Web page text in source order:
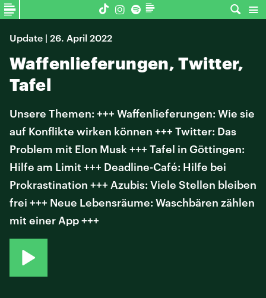
Update | 26. April 2022
Waffenlieferungen, Twitter,
Tafel
Unsere Themen: +++ Waffenlieferungen: Wie sie
auf Konflikte wirken können +++ Twitter: Das
Problem mit Elon Musk +++ Tafel in Göttingen:
Hilfe am Limit +++ Deadline-Café: Hilfe bei
Prokrastination +++ Azubis: Viele Stellen bleiben
frei +++ Neue Lebensräume: Waschbären zählen
mit einer App +++